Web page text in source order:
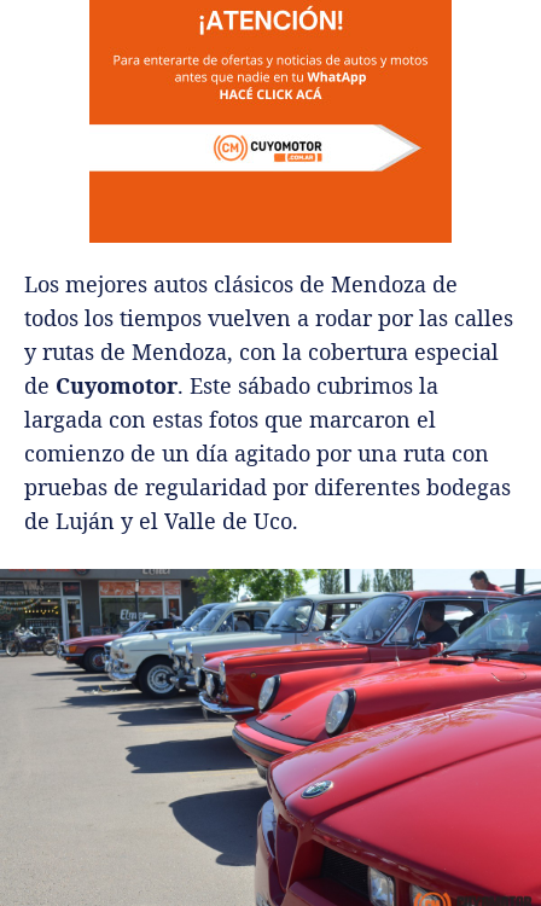
Los mejores autos clásicos de Mendoza de
todos los tiempos vuelven a rodar por las calles
y rutas de Mendoza, con la cobertura especial
de Cuyomotor. Este sábado cubrimos la
largada con estas fotos que marcaron el
comienzo de un día agitado por una ruta con
pruebas de regularidad por diferentes bodegas
de Luján y el Valle de Uco.